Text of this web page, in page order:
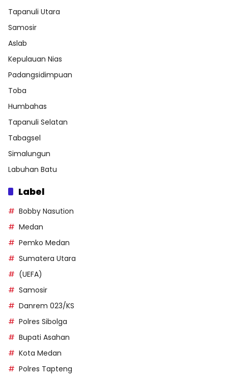
Tapanuli Utara
Samosir
Aslab
Kepulauan Nias
Padangsidimpuan
Toba
Humbahas
Tapanuli Selatan
Tabagsel
Simalungun
Labuhan Batu
Label
Bobby Nasution
Medan
Pemko Medan
Sumatera Utara
(UEFA)
Samosir
Danrem 023/KS
Polres Sibolga
Bupati Asahan
Kota Medan
Polres Tapteng